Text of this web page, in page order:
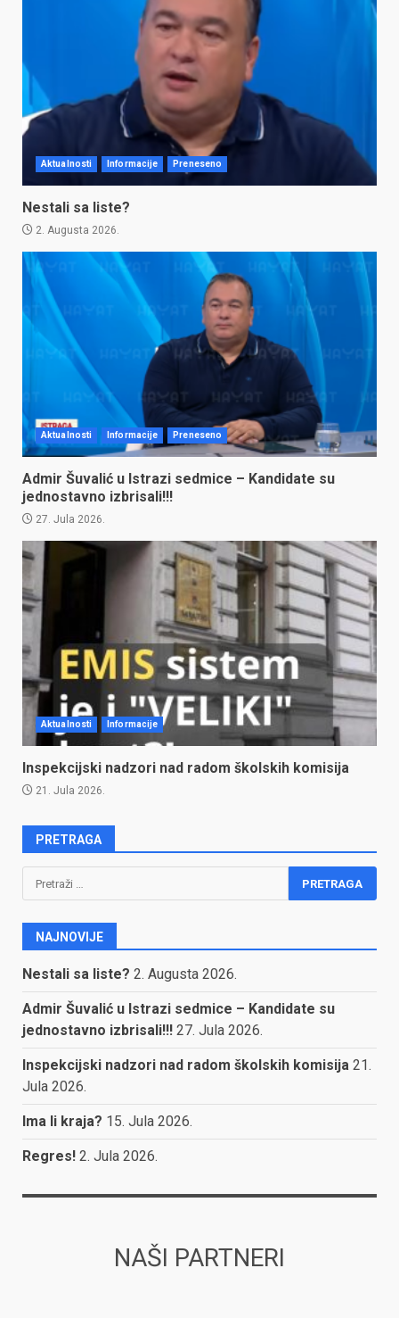
Aktualnosti Informacije Preneseno
Nestali sa liste?
2. Augusta 2026.
Aktualnosti Informacije Preneseno
Admir Šuvalić u Istrazi sedmice – Kandidate su
jednostavno izbrisali!!!
27. Jula 2026.
Aktualnosti Informacije
Inspekcijski nadzori nad radom školskih komisija
21. Jula 2026.
PRETRAGA
Pretraga:
NAJNOVIJE
Nestali sa liste? 2. Augusta 2026.
Admir Šuvalić u Istrazi sedmice – Kandidate su
jednostavno izbrisali!!! 27. Jula 2026.
Inspekcijski nadzori nad radom školskih komisija 21.
Jula 2026.
Ima li kraja? 15. Jula 2026.
Regres! 2. Jula 2026.
NAŠI PARTNERI